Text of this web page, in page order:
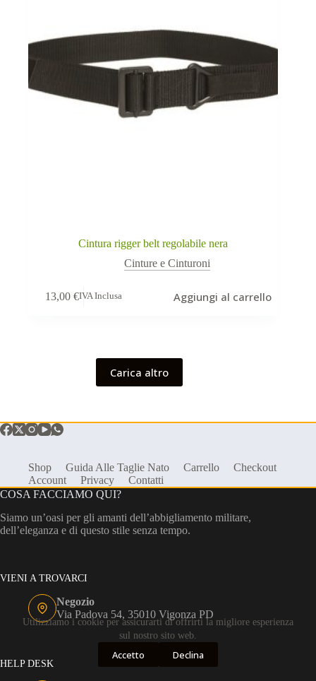
Utilizziamo i cookie per assicurarti di offrirti la migliore esperienza
sul nostro sito web.
Accetto Declina
Cintura rigger belt regolabile nera
Cinture e Cinturoni
13,00€IVA Inclusa Aggiungi al carrello
Carica altro
Shop Guida Alle Taglie Nato Carrello
Checkout
Account
Privacy
Contatti
COSA FACCIAMO QUI?
Siamo un’oasi per gli amanti dell’abbigliamento militare,
dell’eleganza e di questo stile senza tempo.
VIENI A TROVARCI
Negozio
Via Padova 54, 35010 Vigonza PD
HELP DESK